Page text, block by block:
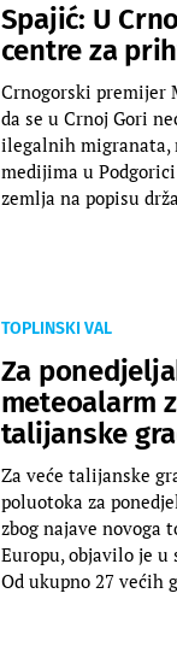
Spajić: U
centre za
Crnogorski premijer
da se u Crnoj Gori
ilegalnih migranata,
medijima u
zemlja na popisu
TOPLINSKI VAL
Za
meteoalarm
talijanske
Za veće talijanske
poluotoka za
zbog najave novoga
Europu, objavilo je
Od ukupno 27 većih